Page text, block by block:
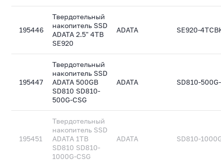
195446
Твердотельный
накопитель SSD
ADATA 2.5" 4TB
SE920
ADATA SE920-
195447
Твердотельный
накопитель SSD
ADATA 500GB
SD810 SD810-
500G-CSG
ADATA SD810-
195451
Твердотельный
накопитель SSD
ADATA 1TB
SD810 SD810-
1000G-CSG
ADATA SD810-